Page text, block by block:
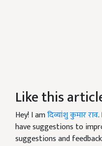
Like this
Hey! I amदिव्यांशु कुमार राव.
have suggestions to
suggestions and